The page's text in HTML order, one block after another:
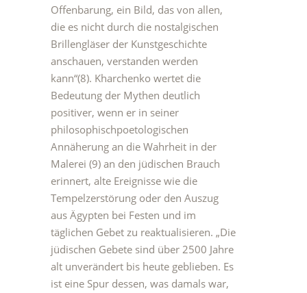
Offenbarung, ein Bild, das von allen,
die es nicht durch die nostalgischen
Brillengläser der Kunstgeschichte
anschauen, verstanden werden
kann“(8). Kharchenko wertet die
Bedeutung der Mythen deutlich
positiver, wenn er in seiner
philosophischpoetologischen
Annäherung an die Wahrheit in der
Malerei (9) an den jüdischen Brauch
erinnert, alte Ereignisse wie die
Tempelzerstörung oder den Auszug
aus Ägypten bei Festen und im
täglichen Gebet zu reaktualisieren. „Die
jüdischen Gebete sind über 2500 Jahre
alt unverändert bis heute geblieben. Es
ist eine Spur dessen, was damals war,